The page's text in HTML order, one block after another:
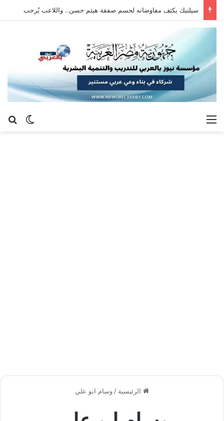
سيلتيك يكثف مفاوضاته لحسم صفقة هيثم حسن.. واللاعب يُرحب
الوضع القائمة
الرئيسية /وسام ابو علي